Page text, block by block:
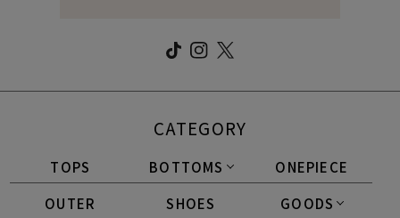
CATEGORY
TOPS BOTTOMS
ONEPIECE
OUTER
SHOES GOODS